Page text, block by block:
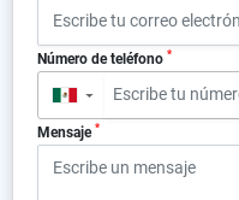
Número de teléfono *
▼
Mensaje *